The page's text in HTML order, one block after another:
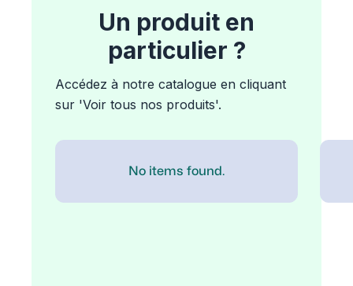
Un produit en
particulier ?
Accédez à notre catalogue en cliquant
sur 'Voir tous nos produits'.
No items found.